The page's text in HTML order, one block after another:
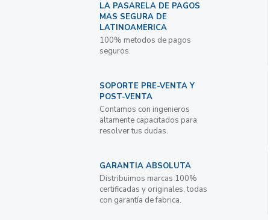
LA PASARELA DE PAGOS
MAS SEGURA DE
LATINOAMERICA
100% metodos de pagos
seguros.
SOPORTE PRE-VENTA Y
POST-VENTA
Contamos con ingenieros
altamente capacitados para
resolver tus dudas.
GARANTIA ABSOLUTA
Distribuimos marcas 100%
certificadas y originales, todas
con garantía de fabrica.